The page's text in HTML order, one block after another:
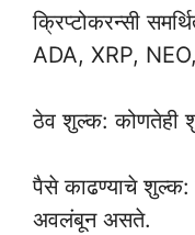
क्रिप्टोकरन्सी
ADA, XRP,
ठेव शुल्क: कोणतेही
पैसे काढण्याचे शुल्क:
अवलंबून असते.